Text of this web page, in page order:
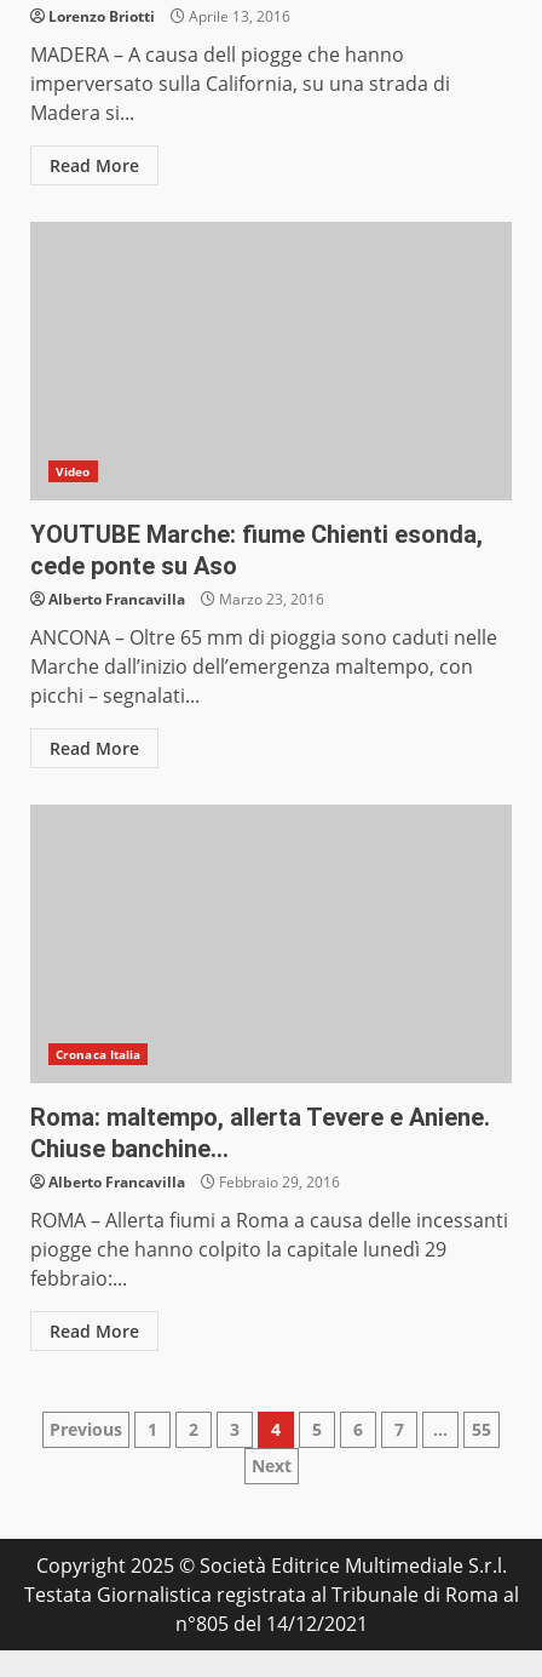
Lorenzo Briotti Aprile 13, 2016
MADERA – A causa dell piogge che hanno
imperversato sulla California, su una strada di
Madera si...
Read More
Video
YOUTUBE Marche: fiume Chienti esonda,
cede ponte su Aso
Alberto Francavilla Marzo 23, 2016
ANCONA – Oltre 65 mm di pioggia sono caduti nelle
Marche dall’inizio dell’emergenza maltempo, con
picchi – segnalati...
Read More
Cronaca Italia
Roma: maltempo, allerta Tevere e Aniene.
Chiuse banchine…
Alberto Francavilla Febbraio 29, 2016
ROMA – Allerta fiumi a Roma a causa delle incessanti
piogge che hanno colpito la capitale lunedì 29
febbraio:...
Read More
Paginazione
articoli
Previous 1 2 3 4 5 6 7 …
55
Next
Copyright 2025 © Società Editrice Multimediale S.r.l.
Testata Giornalistica registrata al Tribunale di Roma al
n°805 del 14/12/2021